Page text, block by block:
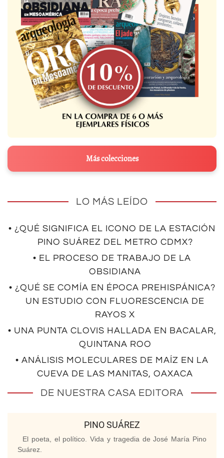
Más colecciones
LO MÁS LEÍDO
• ¿QUÉ SIGNIFICA EL ICONO DE LA ESTACIÓN
PINO SUÁREZ DEL METRO CDMX?
• EL PROCESO DE TRABAJO DE LA
OBSIDIANA
• ¿QUÉ SE COMÍA EN ÉPOCA PREHISPÁNICA?
UN ESTUDIO CON FLUORESCENCIA DE
RAYOS X
• UNA PUNTA CLOVIS HALLADA EN BACALAR,
QUINTANA ROO
• ANÁLISIS MOLECULARES DE MAÍZ EN LA
CUEVA DE LAS MANITAS, OAXACA
DE NUESTRA CASA EDITORA
PINO SUÁREZ
El poeta, el político. Vida y tragedia de José María Pino
Suárez.